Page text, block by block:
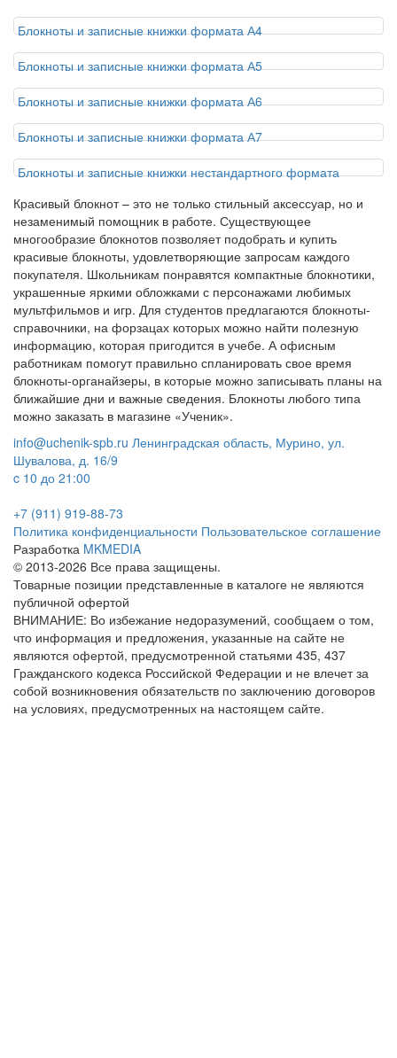
Блокноты и записные книжки формата А4
Блокноты и записные книжки формата А5
Блокноты и записные книжки формата А6
Блокноты и записные книжки формата А7
Блокноты и записные книжки нестандартного формата
Красивый блокнот – это не только стильный аксессуар, но и
незаменимый помощник в работе. Существующее
многообразие блокнотов позволяет подобрать и купить
красивые блокноты, удовлетворяющие запросам каждого
покупателя. Школьникам понравятся компактные блокнотики,
украшенные яркими обложками с персонажами любимых
мультфильмов и игр. Для студентов предлагаются блокноты-
справочники, на форзацах которых можно найти полезную
информацию, которая пригодится в учебе. А офисным
работникам помогут правильно спланировать свое время
блокноты-органайзеры, в которые можно записывать планы на
ближайшие дни и важные сведения. Блокноты любого типа
можно заказать в магазине «Ученик».
info@uchenik-spb.ru Ленинградская область, Мурино, ул.
Шувалова, д. 16/9
c 10 до 21:00
+7 (911) 919-88-73
Политика конфиденциальности Пользовательское соглашение
Разработка MKMEDIA
© 2013-2026 Все права защищены.
Товарные позиции представленные в каталоге не являются
публичной офертой
ВНИМАНИЕ: Во избежание недоразумений, сообщаем о том,
что информация и предложения, указанные на сайте не
являются офертой, предусмотренной статьями 435, 437
Гражданского кодекса Российской Федерации и не влечет за
собой возникновения обязательств по заключению договоров
на условиях, предусмотренных на настоящем сайте.